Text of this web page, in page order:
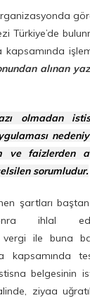
Türkiye’de
kapsamında
alınan
olmadan
ve faizlerden
sorumludur.
şartları baştan
ihlal
vergi ile buna
kapsamında
belgesinin
ziyaa